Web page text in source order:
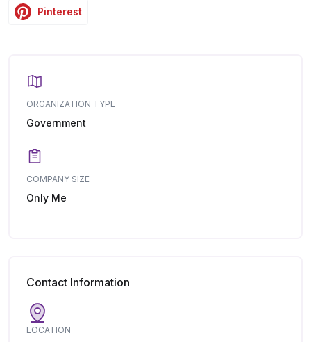
Pinterest
ORGANIZATION TYPE
Government
COMPANY SIZE
Only Me
Contact Information
LOCATION